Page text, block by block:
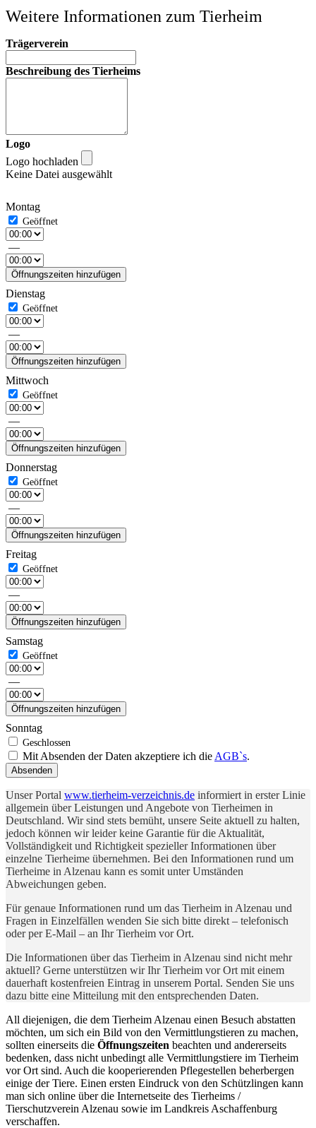
Weitere Informationen zum Tierheim
Trägerverein
Beschreibung des Tierheims
Logo
Logo hochladen
Keine Datei ausgewählt
Montag
—
Öffnungszeiten hinzufügen
Dienstag
—
Öffnungszeiten hinzufügen
Mittwoch
—
Öffnungszeiten hinzufügen
Donnerstag
—
Öffnungszeiten hinzufügen
Freitag
—
Öffnungszeiten hinzufügen
Samstag
—
Öffnungszeiten hinzufügen
Sonntag
Mit Absenden der Daten akzeptiere ich die AGB`s.
Absenden
Unser Portal www.tierheim-verzeichnis.de informiert in erster Linie
allgemein über Leistungen und Angebote von Tierheimen in
Deutschland. Wir sind stets bemüht, unsere Seite aktuell zu halten,
jedoch können wir leider keine Garantie für die Aktualität,
Vollständigkeit und Richtigkeit spezieller Informationen über
einzelne Tierheime übernehmen. Bei den Informationen rund um
Tierheime in Alzenau kann es somit unter Umständen
Abweichungen geben.
Für genaue Informationen rund um das Tierheim in Alzenau und
Fragen in Einzelfällen wenden Sie sich bitte direkt – telefonisch
oder per E-Mail – an Ihr Tierheim vor Ort.
Die Informationen über das Tierheim in Alzenau sind nicht mehr
aktuell? Gerne unterstützen wir Ihr Tierheim vor Ort mit einem
dauerhaft kostenfreien Eintrag in unserem Portal. Senden Sie uns
dazu bitte eine Mitteilung mit den entsprechenden Daten.
All diejenigen, die dem Tierheim Alzenau einen Besuch abstatten
möchten, um sich ein Bild von den Vermittlungstieren zu machen,
sollten einerseits die Öffnungszeiten beachten und andererseits
bedenken, dass nicht unbedingt alle Vermittlungstiere im Tierheim
vor Ort sind. Auch die kooperierenden Pflegestellen beherbergen
einige der Tiere. Einen ersten Eindruck von den Schützlingen kann
man sich online über die Internetseite des Tierheims /
Tierschutzverein Alzenau sowie im Landkreis Aschaffenburg
verschaffen.